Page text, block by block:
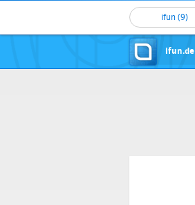
ifun (9)
ifun.de